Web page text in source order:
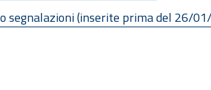
segnalazioni (inserite prima del 26/